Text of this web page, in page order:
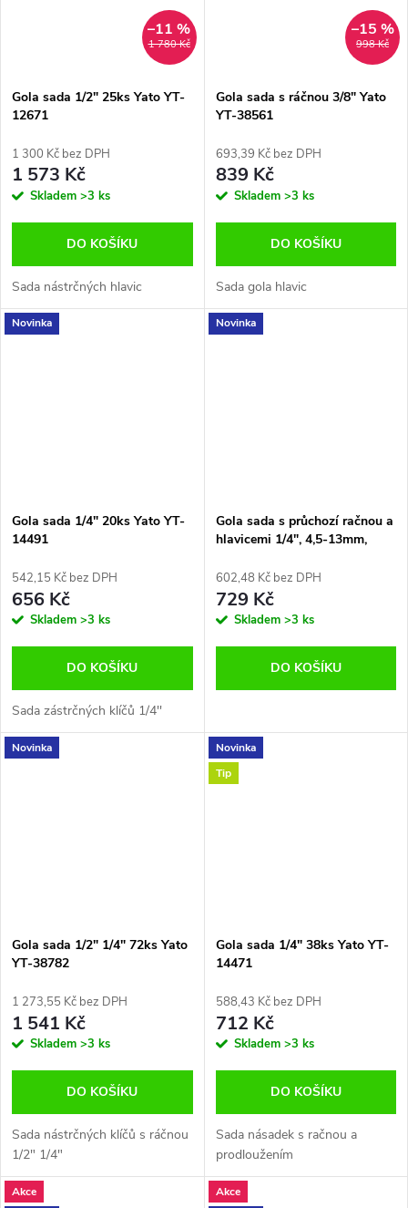
1 780 Kč
–11 %
Gola sada 1/2" 25ks Yato YT-
12671
1 300 Kč bez DPH
1 573 Kč
Skladem >3 ks
DO KOŠÍKU
Sada nástrčných hlavic
998 Kč
–15 %
Gola sada s ráčnou 3/8" Yato
YT-38561
693,39 Kč bez DPH
839 Kč
Skladem >3 ks
DO KOŠÍKU
Sada gola hlavic
Novinka
Gola sada 1/4" 20ks Yato YT-
14491
542,15 Kč bez DPH
656 Kč
Skladem >3 ks
DO KOŠÍKU
Sada zástrčných klíčů 1/4''
Novinka
Gola sada s průchozí račnou a
hlavicemi 1/4", 4,5-13mm,
602,48 Kč bez DPH
729 Kč
Skladem >3 ks
DO KOŠÍKU
Novinka
Gola sada 1/2" 1/4" 72ks Yato
YT-38782
1 273,55 Kč bez DPH
1 541 Kč
Skladem >3 ks
DO KOŠÍKU
Sada nástrčných klíčů s ráčnou
1/2" 1/4"
Novinka
Tip
Gola sada 1/4" 38ks Yato YT-
14471
588,43 Kč bez DPH
712 Kč
Skladem >3 ks
DO KOŠÍKU
Sada násadek s račnou a
prodloužením
Akce
Akce